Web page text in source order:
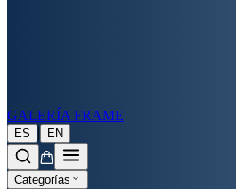
GALERÍA FRAME
ES | EN
Categorías